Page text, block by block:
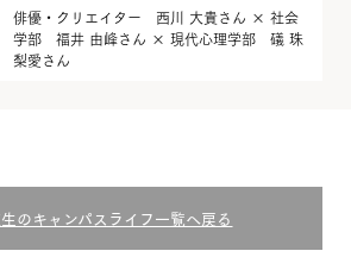
俳優・クリエイター 西川 大貴さん × 社会
学部 福井 由峰さん × 現代心理学部 礒 珠
梨愛さん
のキャンパスライフ一覧へ戻る